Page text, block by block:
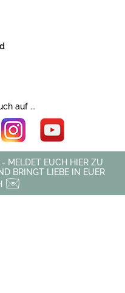
auf ...
MELDET EUCH HIER ZU
BRINGT LIEBE IN EUER